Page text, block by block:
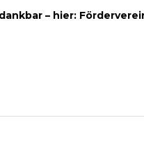
– hier: